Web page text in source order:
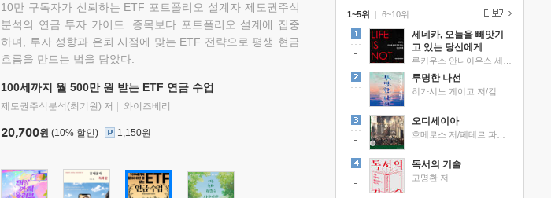
10만 구독자가 신뢰하는 ETF 포트폴리오 설계자 제도권주식
분석의 연금 투자 가이드. 종목보다 포트폴리오 설계에 집중
하며, 투자 성향과 은퇴 시점에 맞는 ETF 전략으로 평생 현금
흐름을 만드는 법을 담았다.
100세까지 월 500만 원 받는 ETF 연금 수업
제도권주식분석(최기원) 저 와이즈베리
20,700원 (10% 할인) 1,150원
1~5위 |
세네카, 오늘을 빼앗기
고 있는 당신에게
투명한 나선
오디세이아
독서의 기술
고명환 저
6~10위